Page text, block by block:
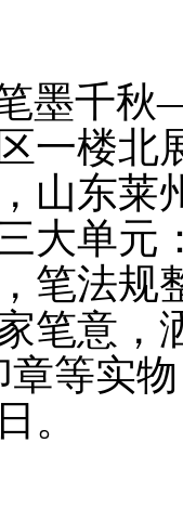
千秋
一楼北
山东
大单元
笔法规
笔意，
章等实
。